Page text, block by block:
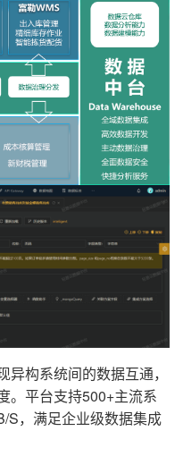
构系统间的数据互通，
。平台支持500+主流系
S，满足企业级数据集成